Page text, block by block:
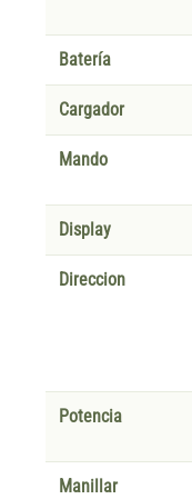
Batería
Cargador
Mando
Display
Direccion
Potencia
Manillar